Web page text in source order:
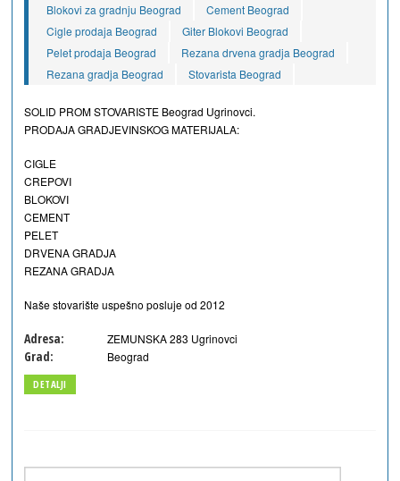
Blokovi za gradnju Beograd
Cement Beograd
Cigle prodaja Beograd
Giter Blokovi Beograd
Pelet prodaja Beograd
Rezana drvena gradja Beograd
Rezana gradja Beograd
Stovarista Beograd
SOLID PROM STOVARISTE Beograd Ugrinovci.
PRODAJA GRADJEVINSKOG MATERIJALA:
CIGLE
CREPOVI
BLOKOVI
CEMENT
PELET
DRVENA GRADJA
REZANA GRADJA
Naše stovarište uspešno posluje od 2012
Adresa: ZEMUNSKA 283 Ugrinovci
Grad: Beograd
DETALJI